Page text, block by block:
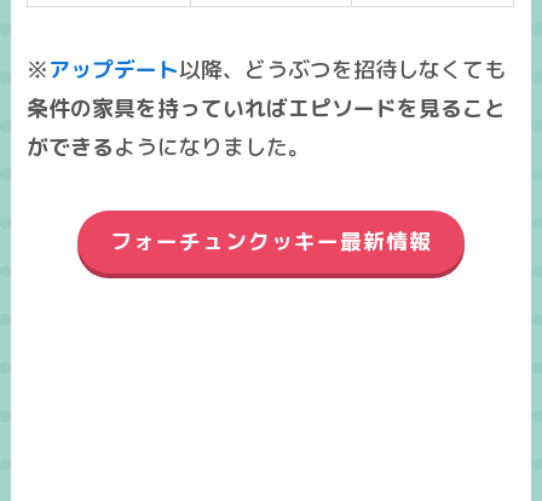
※アップデート以降、どうぶつを招待しなくても
条件の家具を持っていればエピソードを見ること
ができるようになりました。
フォーチュンクッキー最新情報